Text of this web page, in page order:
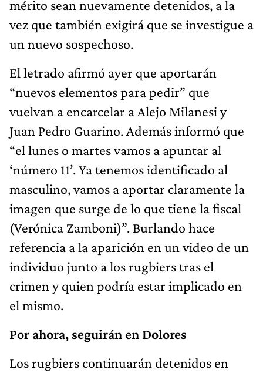
mérito sean nuevamente detenidos, a la
vez que también exigirá que se investigue a
un nuevo sospechoso.
El letrado afirmó ayer que aportarán
“nuevos elementos para pedir” que
vuelvan a encarcelar a Alejo Milanesi y
Juan Pedro Guarino. Además informó que
“el lunes o martes vamos a apuntar al
‘número 11’. Ya tenemos identificado al
masculino, vamos a aportar claramente la
imagen que surge de lo que tiene la fiscal
(Verónica Zamboni)”. Burlando hace
referencia a la aparición en un video de un
individuo junto a los rugbiers tras el
crimen y quien podría estar implicado en
el mismo.
Por ahora, seguirán en Dolores
Los rugbiers continuarán detenidos en